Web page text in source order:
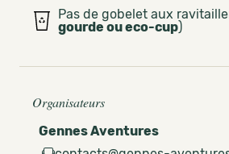
Pas de gobelet aux
gourde ou eco-cup)
Organisateurs
Gennes Aventures